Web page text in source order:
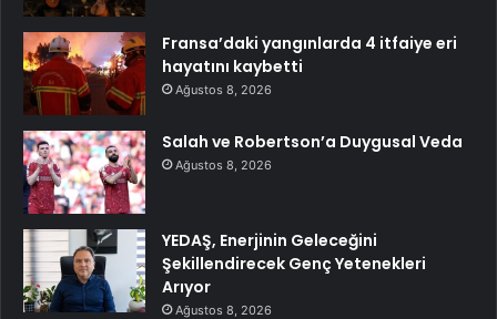
Fransa’daki yangınlarda 4 itfaiye eri
hayatını kaybetti
Ağustos 8, 2026
Salah ve Robertson’a Duygusal Veda
Ağustos 8, 2026
YEDAŞ, Enerjinin Geleceğini
Şekillendirecek Genç Yetenekleri
Arıyor
Ağustos 8, 2026